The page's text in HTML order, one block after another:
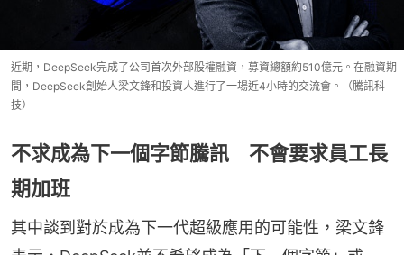
近期，DeepSeek完成了公司首次外部股權融資，募資總額約510億元。在融資期
間，DeepSeek創始人梁文鋒和投資人進行了一場近4小時的交流會。（騰訊科
技）
不求成為下一個字節騰訊 不會要求員工長
期加班
其中談到對於成為下一代超級應用的可能性，梁文鋒